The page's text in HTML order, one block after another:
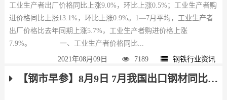
工业生产者出厂价格同比上涨9.0%，环比上涨0.5%；工业生产者购
进价格同比上涨13.1%，环比上涨0.9%。1—7月平均，工业生产者
出厂价格比去年同期上涨5.7%，工业生产者购进价格上涨
7.9%。 一、工业生产者价格同比...
2021年08月09日 7189 钢铁行业资讯
【钢市早参】8月9日 7月我国出口钢材同比增长35.6%，挖掘机销量同比下降9.24%